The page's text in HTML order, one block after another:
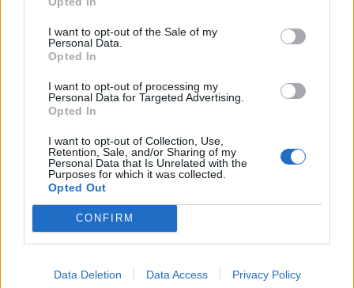
I want to opt-out of the Sale of my
Personal Data.
Opted In
I want to opt-out of processing my
Personal Data for Targeted Advertising.
Opted In
I want to opt-out of Collection, Use,
Retention, Sale, and/or Sharing of my
Personal Data that Is Unrelated with the
Purposes for which it was collected.
Opted Out
CONFIRM
Data Deletion Data Access Privacy Policy
La Cursa de l’Aldea segona d’etiqueta d’or de la